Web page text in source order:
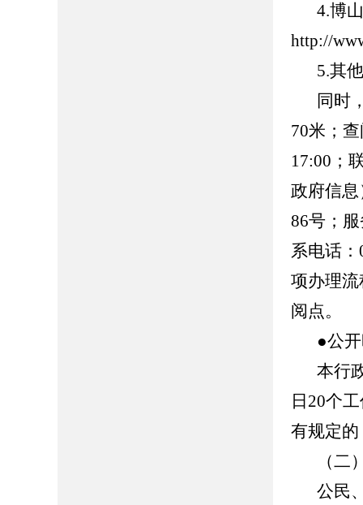
4.博
http://
5.其
同时
70米；
17:00；
政府信
86号；
系电话
项办理
阅点。
●公
本行
日20个
有规定
（二
公民